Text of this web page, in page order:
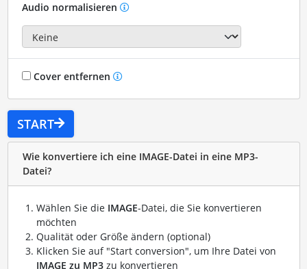
Audio normalisieren
Cover entfernen
START
Wie konvertiere ich eine IMAGE-Datei in eine MP3-
Datei?
Wählen Sie die IMAGE-Datei, die Sie konvertieren
möchten
Qualität oder Größe ändern (optional)
Klicken Sie auf "Start conversion", um Ihre Datei von
IMAGE zu MP3zu konvertieren